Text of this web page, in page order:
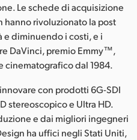
Le schede di acquisizione
hanno rivoluzionato la post
diminuendo i costi, e i
DaVinci, premio Emmy™,
cinematografico dal 1984.
con prodotti 6G-SDI
stereoscopico e Ultra HD.
e dai migliori ingegneri
ha uffici negli Stati Uniti,